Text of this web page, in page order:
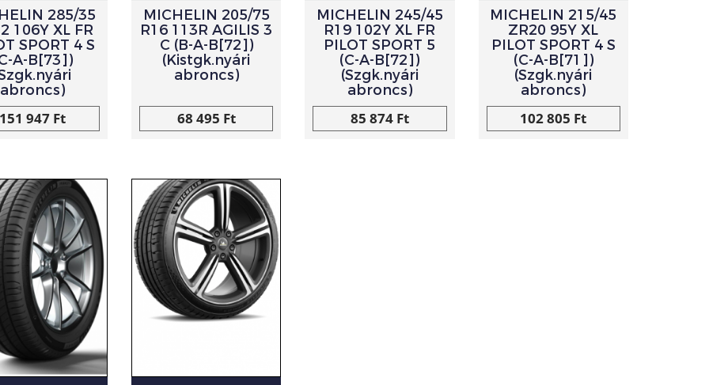
285/35
106Y XL FR
SPORT 4 S
A-B[73])
abroncs)
151 947 Ft
MICHELIN 205/75
R16 113R AGILIS 3
C (B-A-B[72])
(Kistgk.nyári
abroncs)
68 495 Ft
MICHELIN 245/45
R19 102Y XL FR
PILOT SPORT 5
(C-A-B[72])
(Szgk.nyári
abroncs)
85 874 Ft
MICHELIN 215/45
ZR20 95Y XL
PILOT SPORT 4 S
(C-A-B[71])
(Szgk.nyári
abroncs)
102 805 Ft